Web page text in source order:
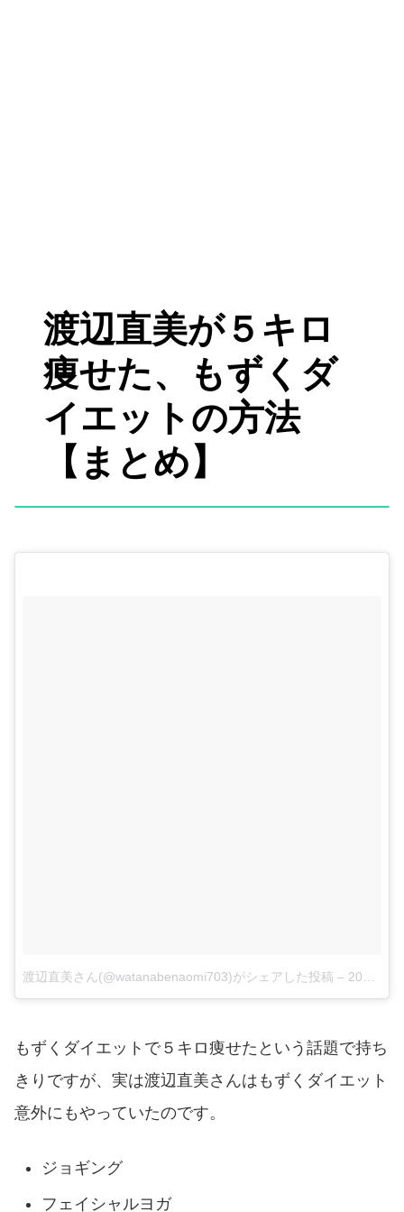
渡辺直美が５キロ
痩せた、もずくダ
イエットの方法
【まとめ】
渡辺直美さん(@watanabenaomi703)がシェアした投稿 – 2017 5月 25 9:01午後 PDT
もずくダイエットで５キロ痩せたという話題で持ち
きりですが、実は渡辺直美さんはもずくダイエット
意外にもやっていたのです。
ジョギング
フェイシャルヨガ